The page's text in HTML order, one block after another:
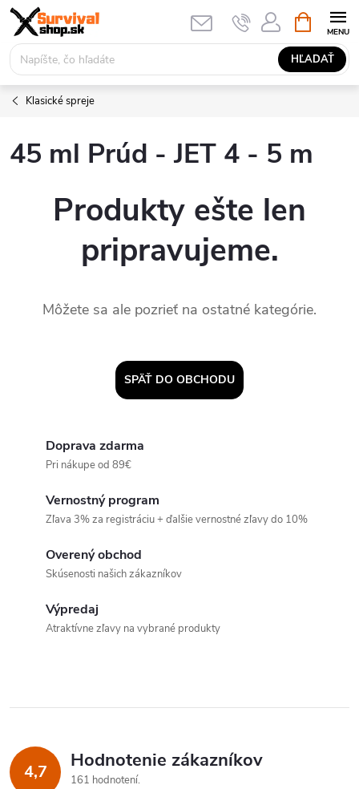
Prejsť
obsah
HĽADAŤ
KOŠÍK
Klasické spreje
45 ml Prúd - JET 4 - 5 m
Produkty ešte len
pripravujeme.
Môžete sa ale pozrieť na ostatné kategórie.
SPÄŤ DO OBCHODU
Doprava zdarma
Pri nákupe od 89€
Vernostný program
Zľava 3% za registráciu + ďalšie vernostné zľavy do 10%
Overený obchod
Skúsenosti našich zákazníkov
Výpredaj
Atraktívne zľavy na vybrané produkty
4,7 Hodnotenie zákazníkov
161 hodnotení